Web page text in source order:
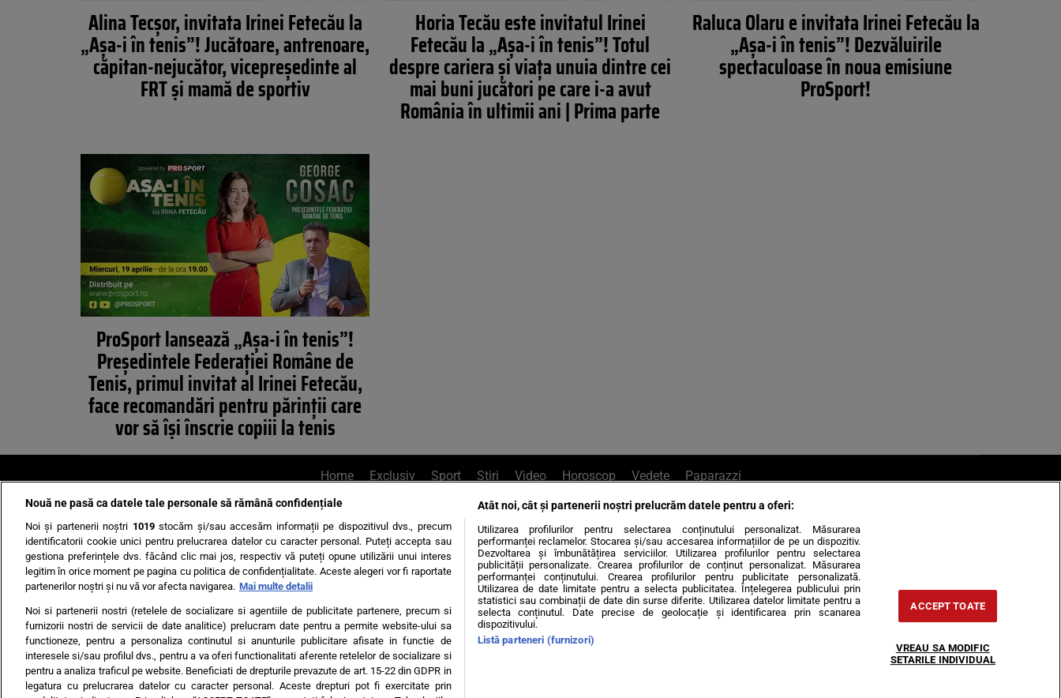
Alina Tecșor, invitata Irinei Fetecău la
„Așa-i în tenis”! Jucătoare, antrenoare,
căpitan-nejucător, vicepreședinte al
FRT și mamă de sportiv
Horia Tecău este invitatul Irinei
Fetecău la „Așa-i în tenis”! Totul
despre cariera și viața unuia dintre cei
mai buni jucători pe care i-a avut
România în ultimii ani | Prima parte
Raluca Olaru e invitata Irinei Fetecău la
„Așa-i în tenis”! Dezvăluirile
spectaculoase în noua emisiune
ProSport!
ProSport lansează „Așa-i în tenis”!
Președintele Federației Române de
Tenis, primul invitat al Irinei Fetecău,
face recomandări pentru părinții care
vor să își înscrie copiii la tenis
Home Exclusiv Sport Știri Video Horoscop Vedete Paparazzi
AI UN PONT? Scrie-ne pe Whatsapp, sună la 0741226226 sau trimite mail la pont@cancan.ro
Știri interne Știri externe Politică
Ultimele stiri Diete Insula Iubirii Dictionar de vise LIFE STYLE Horoscop
Echipa editorială Termeni si condiții Politica de confidențialitate
Nouă ne pasă ca datele tale personale să rămână confidențiale
Noi și partenerii noștri 1019stocăm și/sau accesăm informații pe dispozitivul dvs., precum
identificatorii cookie unici pentru prelucrarea datelor cu caracter personal. Puteți accepta sau
gestiona preferințele dvs. făcând clic mai jos, respectiv vă puteți opune utilizării unui interes
legitim în orice moment pe pagina cu politica de confidențialitate. Aceste alegeri vor fi raportate
partenerilor noștri și nu vă vor afecta navigarea. Mai multe detalii
Noi si partenerii nostri (retelele de socializare si agentiile de publicitate partenere, precum si
furnizorii nostri de servicii de date analitice) prelucram date pentru a permite website-ului sa
functioneze, pentru a personaliza continutul si anunturile publicitare afisate in functie de
interesele si/sau profilul dvs., pentru a va oferi functionalitati aferente retelelor de socializare si
pentru a analiza traficul pe website. Beneficiati de drepturile prevazute de art. 15-22 din GDPR in
legatura cu prelucrarea datelor cu caracter personal. Aceste drepturi pot fi exercitate prin
Atât noi, cât și partenerii noștri prelucrăm datele pentru a oferi:
Utilizarea profilurilor pentru selectarea conținutului personalizat. Măsurarea
performanței reclamelor. Stocarea și/sau accesarea informațiilor de pe un dispozitiv.
Dezvoltarea și îmbunătățirea serviciilor. Utilizarea profilurilor pentru selectarea
publicității personalizate. Crearea profilurilor de conținut personalizat. Măsurarea
performanței conținutului. Crearea profilurilor pentru publicitate personalizată.
Utilizarea de date limitate pentru a selecta publicitatea. Înțelegerea publicului prin
statistici sau combinații de date din surse diferite. Utilizarea datelor limitate pentru a
selecta conținutul. Date precise de geolocație și identificarea prin scanarea
dispozitivului.
Listă parteneri (furnizori)
ACCEPT TOATE
VREAU SA MODIFIC
SETARILE INDIVIDUAL